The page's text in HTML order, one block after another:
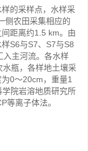
的采样点，水样采
侧农田采集相应的
距离约1.5 km。由
S6与S7、S7与S8
入主河流。各水样
水瓶，各样地土壤采
0～20cm，重量1
院岩溶地质研究所
等离子体法。